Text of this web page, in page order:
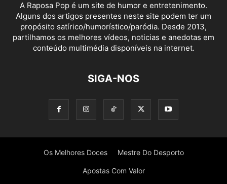
A Raposa Pop é um site de humor e entretenimento.
Alguns dos artigos presentes neste site podem ter um
propósito satírico/humorístico/paródia. Desde 2013,
partilhamos os melhores vídeos, noticias e anedotas em
conteúdo multimédia disponíveis na internet.
SIGA-NOS
Os Melhores Doces Mestre Do Desporto
Apostas Com Valor